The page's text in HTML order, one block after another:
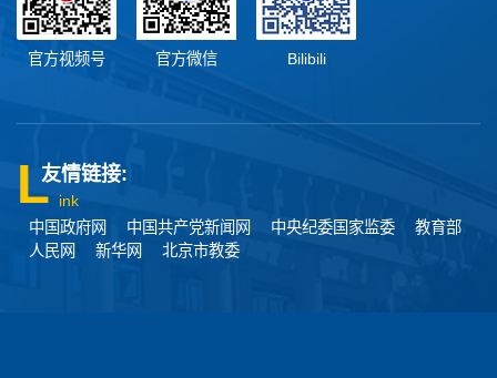
官方视频号 官方微信 Bilibili
友情链接:
ink
中国政府网
中国共产党新闻网 中央纪委国家监委
教育部
人民网
新华网 北京市教委